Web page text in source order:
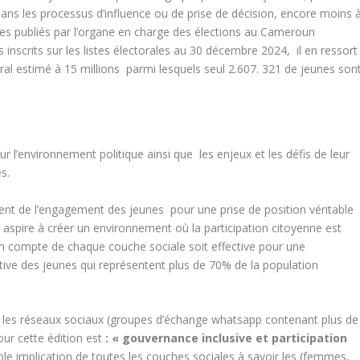
les processus d’influence ou de prise de décision, encore moins
publiés par l’organe en charge des élections au Cameroun
inscrits sur les listes électorales au 30 décembre 2024, il en ressort
estimé à 15 millions parmi lesquels seul 2.607. 321 de jeunes
l’environnement politique ainsi que les enjeux et les défis de leur
de l’engagement des jeunes pour une prise de position véritable
à créer un environnement où la participation citoyenne est
de chaque couche sociale soit effective pour une
des jeunes qui représentent plus de 70% de la population
réseaux sociaux (groupes d’échange whatsapp contenant plus de
cette édition est : « gouvernance inclusive et participation
implication de toutes les couches sociales à savoir les (femmes,